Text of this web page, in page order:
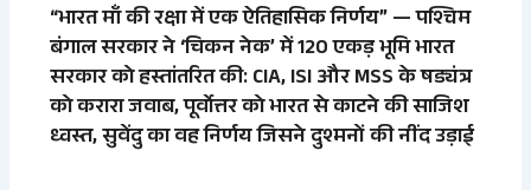
“भारत माँ की रक्षा में एक ऐतिहासिक निर्णय” — पश्चिम
बंगाल सरकार ने ‘चिकन नेक’ में 120 एकड़ भूमि भारत
सरकार को हस्तांतरित की: CIA, ISI और MSS के षड्यंत्र
को करारा जवाब, पूर्वोत्तर को भारत से काटने की साजिश
ध्वस्त, सुवेंदु का वह निर्णय जिसने दुश्मनों की नींद उड़ाई